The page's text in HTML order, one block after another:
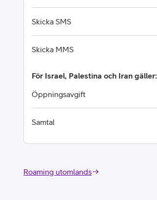
Skicka SMS
Skicka MMS
För Israel, Palestina och Iran gäller:
Öppningsavgift
Samtal
Roaming utomlands